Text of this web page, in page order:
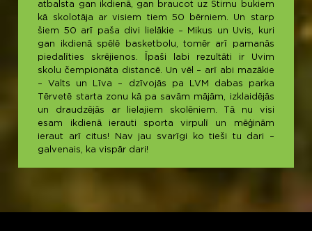
atbalsta gan ikdienā, gan braucot uz Stirnu bukiem
kā skolotāja ar visiem tiem 50 bērniem. Un starp
šiem 50 arī paša divi lielākie – Mikus un Uvis, kuri
gan ikdienā spēlē basketbolu, tomēr arī pamanās
piedalīties skrējienos. Īpaši labi rezultāti ir Uvim
skolu čempionāta distancē. Un vēl – arī abi mazākie
– Valts un Līva – dzīvojās pa LVM dabas parka
Tērvetē starta zonu kā pa savām mājām, izklaidējās
un draudzējās ar lielajiem skolēniem. Tā nu visi
esam ikdienā ierauti sporta virpulī un mēģinām
ieraut arī citus! Nav jau svarīgi ko tieši tu dari –
galvenais, ka vispār dari!